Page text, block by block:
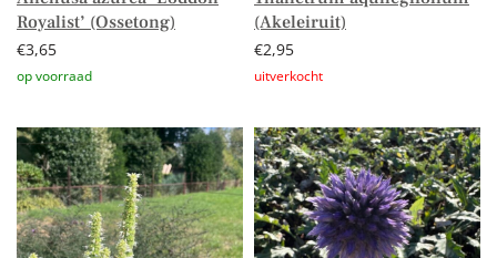
Royalist’ (Ossetong)
€3,65
(Akeleiruit)
€2,95